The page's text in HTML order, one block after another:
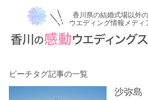
香川県の結婚式場以外の
ウエディング情報メディ
ビーチタグ記事の一覧
沙弥島